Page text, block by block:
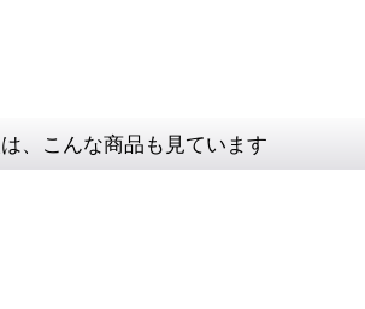
、こんな商品も見ています